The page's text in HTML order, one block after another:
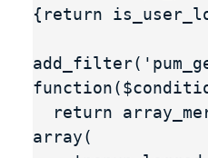
{return
array(